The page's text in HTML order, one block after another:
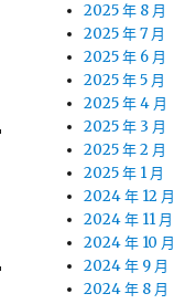
2025 年 8 月
2025 年 7 月
2025 年 6 月
2025 年 5 月
2025 年 4 月
2025 年 3 月
2025 年 2 月
2025 年 1 月
2024 年 12 月
2024 年 11 月
2024 年 10 月
2024 年 9 月
2024 年 8 月